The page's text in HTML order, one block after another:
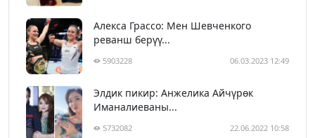
Алекса Грассо: Мен Шевченкого
реванш берүү...
5903228 06.03.2023 12:49
Элдик пикир: Анжелика Айчүрөк
Иманалиеваны...
5732082 22.06.2022 10:58